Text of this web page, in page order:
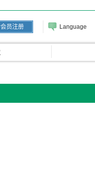
员注册 Language